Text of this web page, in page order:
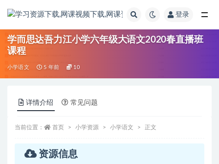
登录
学而思达吾力江小学六年级大语文2020春直播班
课程
小学语文 5 年前 10
详情介绍 常见问题
当前位置： 首页 小学资源 小学语文 正文
资源信息